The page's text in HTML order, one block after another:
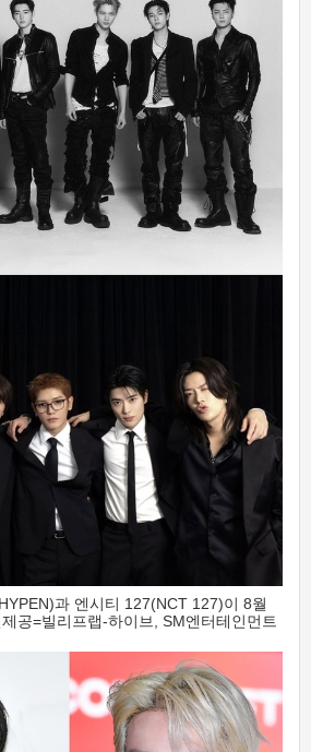
과 엔시티 127(NCT 127)이 8월
공=빌리프랩-하이브, SM엔터테인먼트